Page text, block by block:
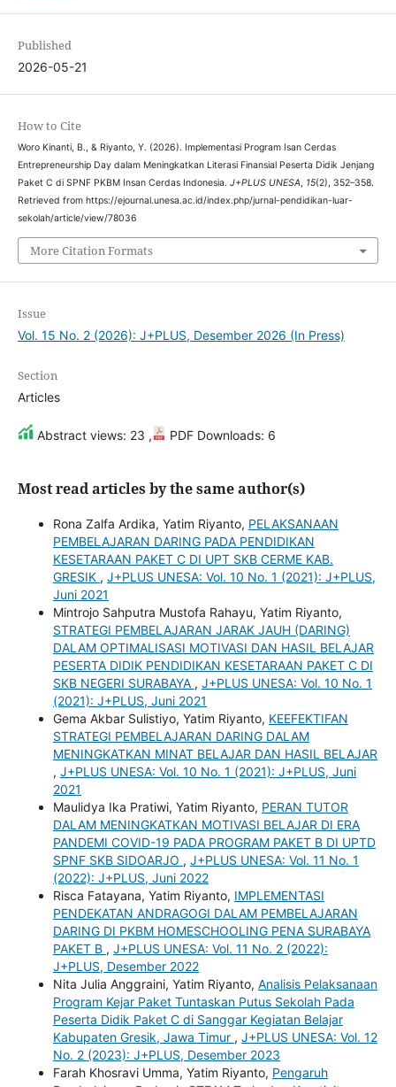
Published
2026-05-21
How to Cite
Woro Kinanti, B., & Riyanto, Y. (2026). Implementasi Program Isan Cerdas
Entrepreneurship Day dalam Meningkatkan Literasi Finansial Peserta Didik Jenjang
Paket C di SPNF PKBM Insan Cerdas Indonesia. J+PLUS UNESA, 15(2), 352–358.
Retrieved from https://ejournal.unesa.ac.id/index.php/jurnal-pendidikan-luar-
sekolah/article/view/78036
More Citation Formats
Issue
Vol. 15 No. 2 (2026): J+PLUS, Desember 2026 (In Press)
Section
Articles
Abstract views: 23 , PDF Downloads: 6
Most read articles by the same author(s)
Rona Zalfa Ardika, Yatim Riyanto, PELAKSANAAN
PEMBELAJARAN DARING PADA PENDIDIKAN
KESETARAAN PAKET C DI UPT SKB CERME KAB.
GRESIK , J+PLUS UNESA: Vol. 10 No. 1 (2021): J+PLUS,
Juni 2021
Mintrojo Sahputra Mustofa Rahayu, Yatim Riyanto,
STRATEGI PEMBELAJARAN JARAK JAUH (DARING)
DALAM OPTIMALISASI MOTIVASI DAN HASIL BELAJAR
PESERTA DIDIK PENDIDIKAN KESETARAAN PAKET C DI
SKB NEGERI SURABAYA , J+PLUS UNESA: Vol. 10 No. 1
(2021): J+PLUS, Juni 2021
Gema Akbar Sulistiyo, Yatim Riyanto, KEEFEKTIFAN
STRATEGI PEMBELAJARAN DARING DALAM
MENINGKATKAN MINAT BELAJAR DAN HASIL BELAJAR
, J+PLUS UNESA: Vol. 10 No. 1 (2021): J+PLUS, Juni
2021
Maulidya Ika Pratiwi, Yatim Riyanto, PERAN TUTOR
DALAM MENINGKATKAN MOTIVASI BELAJAR DI ERA
PANDEMI COVID-19 PADA PROGRAM PAKET B DI UPTD
SPNF SKB SIDOARJO , J+PLUS UNESA: Vol. 11 No. 1
(2022): J+PLUS, Juni 2022
Risca Fatayana, Yatim Riyanto, IMPLEMENTASI
PENDEKATAN ANDRAGOGI DALAM PEMBELAJARAN
DARING DI PKBM HOMESCHOOLING PENA SURABAYA
PAKET B , J+PLUS UNESA: Vol. 11 No. 2 (2022):
J+PLUS, Desember 2022
Nita Julia Anggraini, Yatim Riyanto, Analisis Pelaksanaan
Program Kejar Paket Tuntaskan Putus Sekolah Pada
Peserta Didik Paket C di Sanggar Kegiatan Belajar
Kabupaten Gresik, Jawa Timur , J+PLUS UNESA: Vol. 12
No. 2 (2023): J+PLUS, Desember 2023
Farah Khosravi Umma, Yatim Riyanto, Pengaruh